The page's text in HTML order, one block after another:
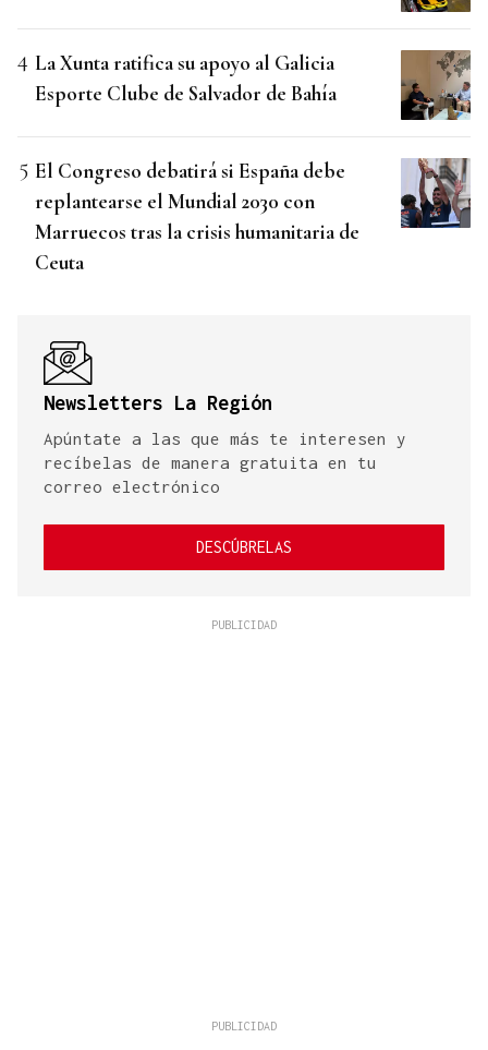
La Xunta ratifica su apoyo al Galicia
Esporte Clube de Salvador de Bahía
El Congreso debatirá si España debe
replantearse el Mundial 2030 con
Marruecos tras la crisis humanitaria de
Ceuta
Newsletters La Región
Apúntate a las que más te interesen y
recíbelas de manera gratuita en tu
correo electrónico
DESCÚBRELAS